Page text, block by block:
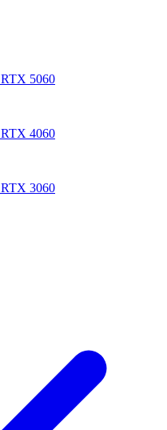
RTX 5060
RTX 4060
RTX 3060